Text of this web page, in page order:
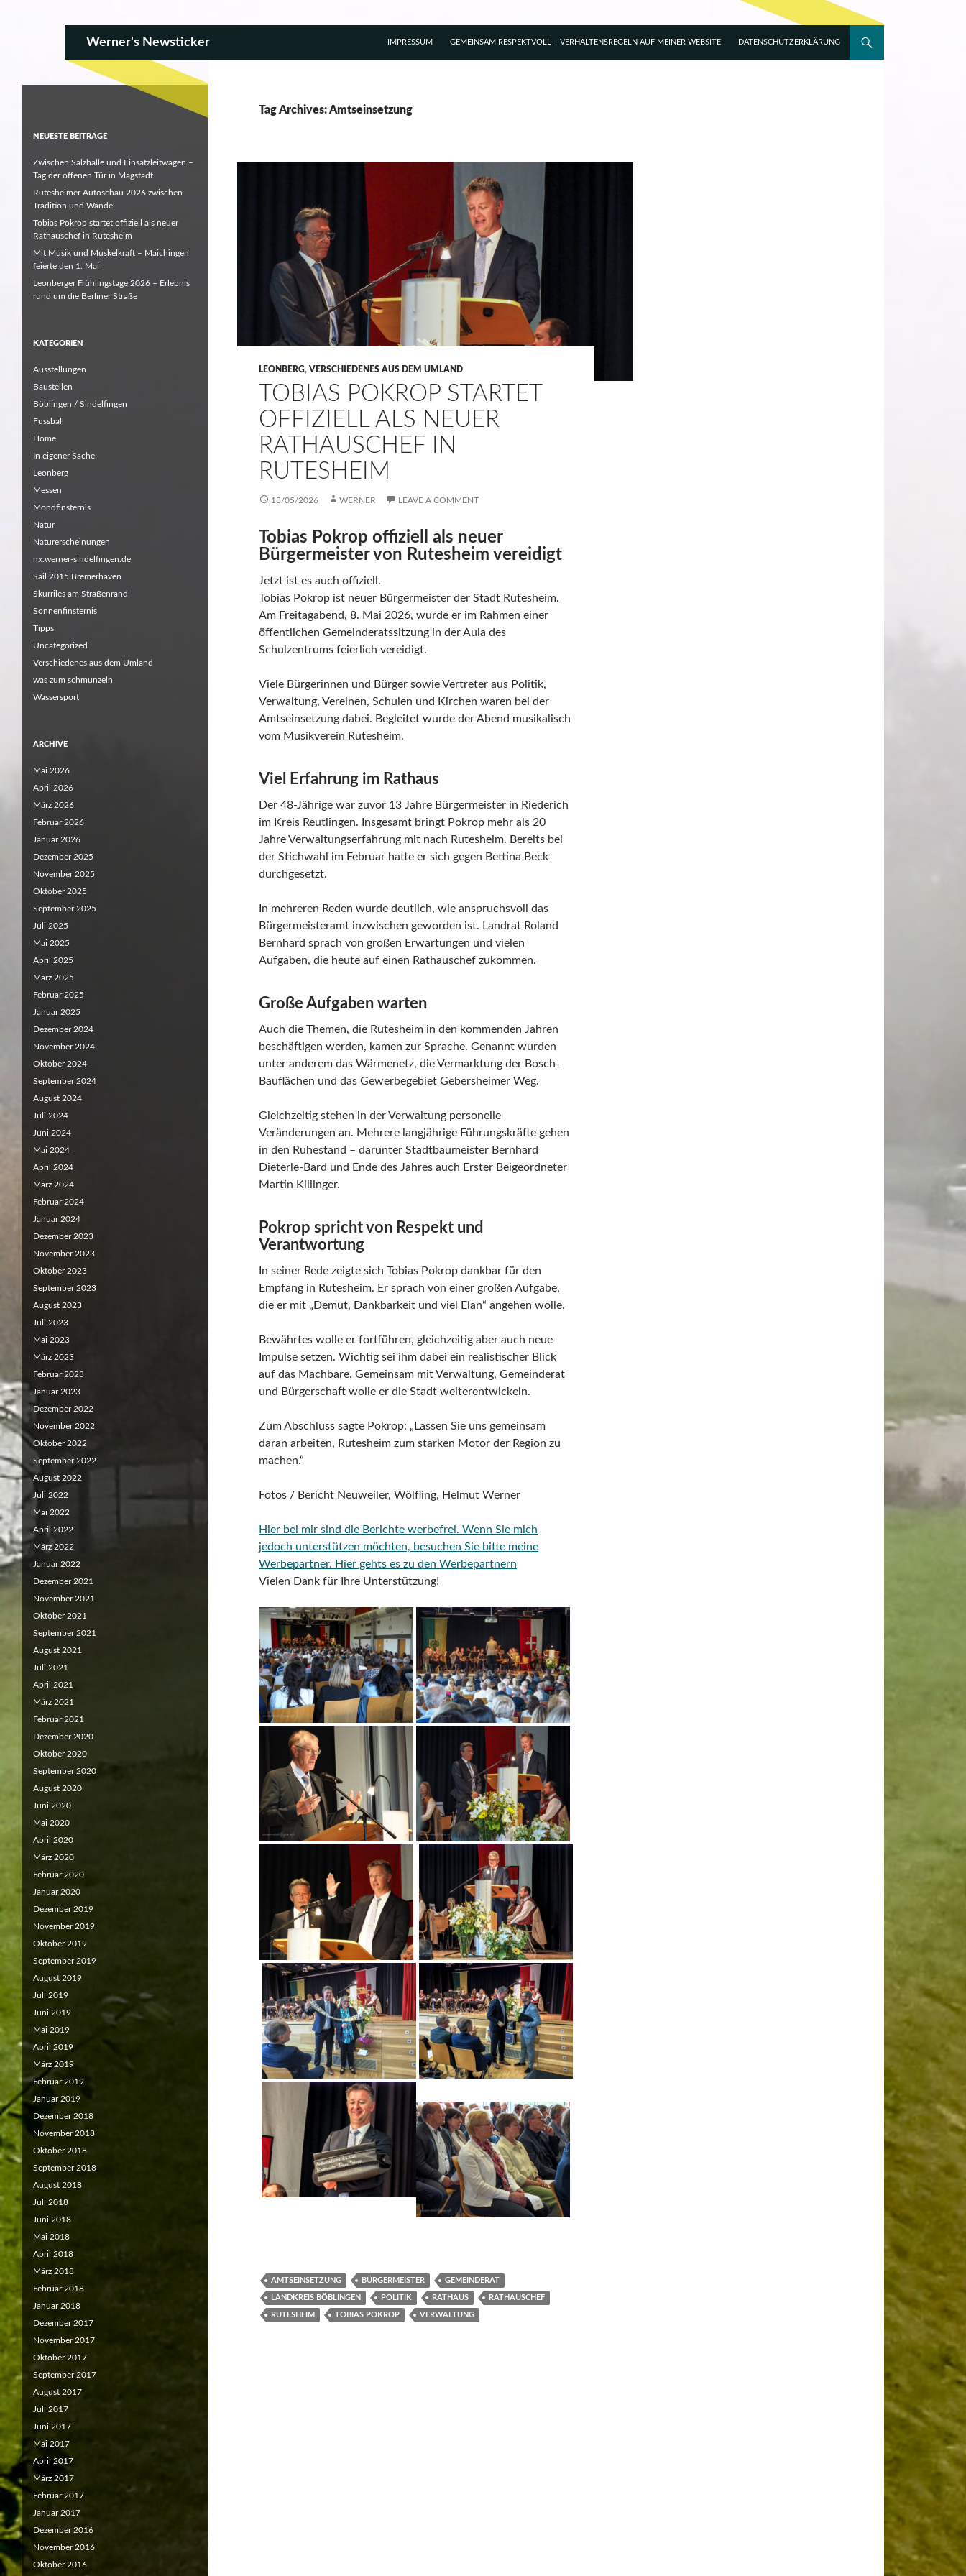
Werner's Newsticker
DATENSCHUTZERKLÄRUNG
GEMEINSAM RESPEKTVOLL – VERHALTENSREGELN AUF MEINER WEBSITE
IMPRESSUM
Tag Archives: Amtseinsetzung
LEONBERG, VERSCHIEDENES AUS DEM UMLAND
TOBIAS POKROP STARTET
OFFIZIELL ALS NEUER
RATHAUSCHEF IN
RUTESHEIM
18/05/2026 WERNER LEAVE A COMMENT
Tobias Pokrop offiziell als neuer
Bürgermeister von Rutesheim vereidigt
Jetzt ist es auch offiziell.
Tobias Pokrop ist neuer Bürgermeister der Stadt Rutesheim.
Am Freitagabend, 8. Mai 2026, wurde er im Rahmen einer
öffentlichen Gemeinderatssitzung in der Aula des
Schulzentrums feierlich vereidigt.
Viele Bürgerinnen und Bürger sowie Vertreter aus Politik,
Verwaltung, Vereinen, Schulen und Kirchen waren bei der
Amtseinsetzung dabei. Begleitet wurde der Abend musikalisch
vom Musikverein Rutesheim.
Viel Erfahrung im Rathaus
Der 48-Jährige war zuvor 13 Jahre Bürgermeister in Riederich
im Kreis Reutlingen. Insgesamt bringt Pokrop mehr als 20
Jahre Verwaltungserfahrung mit nach Rutesheim. Bereits bei
der Stichwahl im Februar hatte er sich gegen Bettina Beck
durchgesetzt.
In mehreren Reden wurde deutlich, wie anspruchsvoll das
Bürgermeisteramt inzwischen geworden ist. Landrat Roland
Bernhard sprach von großen Erwartungen und vielen
Aufgaben, die heute auf einen Rathauschef zukommen.
Große Aufgaben warten
Auch die Themen, die Rutesheim in den kommenden Jahren
beschäftigen werden, kamen zur Sprache. Genannt wurden
unter anderem das Wärmenetz, die Vermarktung der Bosch-
Bauflächen und das Gewerbegebiet Gebersheimer Weg.
Gleichzeitig stehen in der Verwaltung personelle
Veränderungen an. Mehrere langjährige Führungskräfte gehen
in den Ruhestand – darunter Stadtbaumeister Bernhard
Dieterle-Bard und Ende des Jahres auch Erster Beigeordneter
Martin Killinger.
Pokrop spricht von Respekt und
Verantwortung
In seiner Rede zeigte sich Tobias Pokrop dankbar für den
Empfang in Rutesheim. Er sprach von einer großen Aufgabe,
die er mit „Demut, Dankbarkeit und viel Elan“ angehen wolle.
Bewährtes wolle er fortführen, gleichzeitig aber auch neue
Impulse setzen. Wichtig sei ihm dabei ein realistischer Blick
auf das Machbare. Gemeinsam mit Verwaltung, Gemeinderat
und Bürgerschaft wolle er die Stadt weiterentwickeln.
Zum Abschluss sagte Pokrop: „Lassen Sie uns gemeinsam
daran arbeiten, Rutesheim zum starken Motor der Region zu
machen.“
Fotos / Bericht Neuweiler, Wölfling, Helmut Werner
Hier bei mir sind die Berichte werbefrei. Wenn Sie mich
jedoch unterstützen möchten, besuchen Sie bitte meine
Werbepartner. Hier gehts es zu den Werbepartnern
Vielen Dank für Ihre Unterstützung!
AMTSEINSETZUNG BÜRGERMEISTER GEMEINDERAT
LANDKREIS BÖBLINGEN POLITIK RATHAUS RATHAUSCHEF
RUTESHEIM TOBIAS POKROP VERWALTUNG
NEUESTE BEITRÄGE
Zwischen Salzhalle und Einsatzleitwagen –
Tag der offenen Tür in Magstadt
Rutesheimer Autoschau 2026 zwischen
Tradition und Wandel
Tobias Pokrop startet offiziell als neuer
Rathauschef in Rutesheim
Mit Musik und Muskelkraft – Maichingen
feierte den 1. Mai
Leonberger Frühlingstage 2026 – Erlebnis
rund um die Berliner Straße
KATEGORIEN
Ausstellungen
Baustellen
Böblingen / Sindelfingen
Fussball
Home
In eigener Sache
Leonberg
Messen
Mondfinsternis
Natur
Naturerscheinungen
nx.werner-sindelfingen.de
Sail 2015 Bremerhaven
Skurriles am Straßenrand
Sonnenfinsternis
Tipps
Uncategorized
Verschiedenes aus dem Umland
was zum schmunzeln
Wassersport
ARCHIVE
Mai 2026
April 2026
März 2026
Februar 2026
Januar 2026
Dezember 2025
November 2025
Oktober 2025
September 2025
Juli 2025
Mai 2025
April 2025
März 2025
Februar 2025
Januar 2025
Dezember 2024
November 2024
Oktober 2024
September 2024
August 2024
Juli 2024
Juni 2024
Mai 2024
April 2024
März 2024
Februar 2024
Januar 2024
Dezember 2023
November 2023
Oktober 2023
September 2023
August 2023
Juli 2023
Mai 2023
März 2023
Februar 2023
Januar 2023
Dezember 2022
November 2022
Oktober 2022
September 2022
August 2022
Juli 2022
Mai 2022
April 2022
März 2022
Januar 2022
Dezember 2021
November 2021
Oktober 2021
September 2021
August 2021
Juli 2021
April 2021
März 2021
Februar 2021
Dezember 2020
Oktober 2020
September 2020
August 2020
Juni 2020
Mai 2020
April 2020
März 2020
Februar 2020
Januar 2020
Dezember 2019
November 2019
Oktober 2019
September 2019
August 2019
Juli 2019
Juni 2019
Mai 2019
April 2019
März 2019
Februar 2019
Januar 2019
Dezember 2018
November 2018
Oktober 2018
September 2018
August 2018
Juli 2018
Juni 2018
Mai 2018
April 2018
März 2018
Februar 2018
Januar 2018
Dezember 2017
November 2017
Oktober 2017
September 2017
August 2017
Juli 2017
Juni 2017
Mai 2017
April 2017
März 2017
Februar 2017
Januar 2017
Dezember 2016
November 2016
Oktober 2016